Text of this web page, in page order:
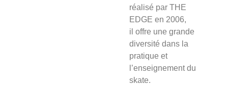
réalisé par THE
EDGE en 2006,
il offre une grande
diversité dans la
pratique et
l’enseignement du
skate.